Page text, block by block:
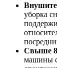
уборка
Свыше
машины